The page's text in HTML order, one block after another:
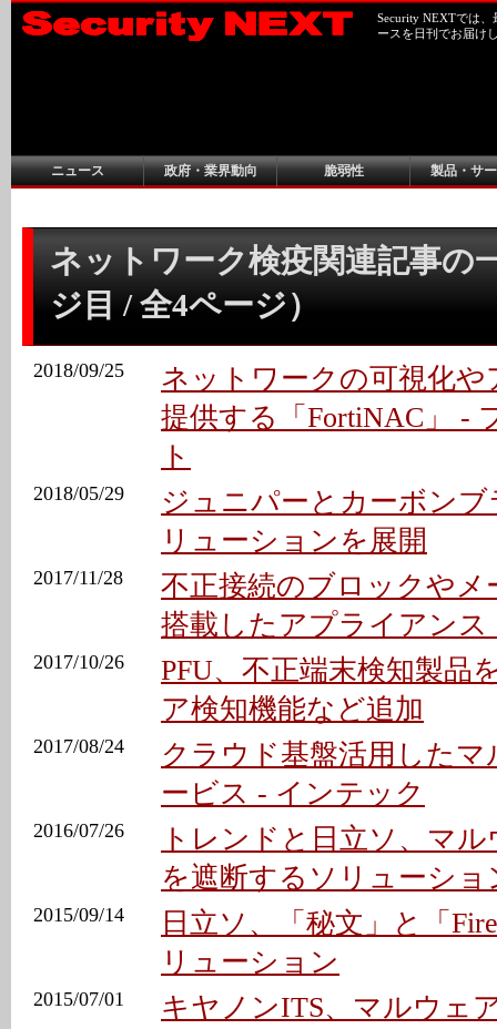
Security NEXTでは
ースを日刊でお届け
ニュース 政府・業界動向 脆弱性 製品・サ
ネットワーク検疫関連記事の
ジ目 / 全4ページ）
2018/09/25
ネットワークの可視化
提供する「FortiNAC」 -
ト
2018/05/29
ジュニパーとカーボン
リューションを展開
2017/11/28
不正接続のブロックやメ
搭載したアプライアンス
2017/10/26
PFU、不正端末検知製品
ア検知機能など追加
2017/08/24
クラウド基盤活用した
ービス - インテック
2016/07/26
トレンドと日立ソ、マ
を遮断するソリューショ
2015/09/14
日立ソ、「秘文」と「
リューション
2015/07/01
キヤノンITS、マルウェ